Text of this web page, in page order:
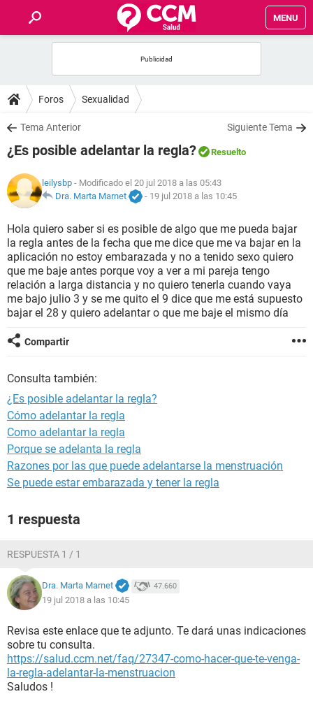
MENU
FOROS
SALUD
FAMILIA
NUTRICIÓN
BIENESTAR
SEXUALIDAD
GLOSARIO
Foros Sexualidad
Tema Anterior Siguiente Tema
¿Es posible adelantar la regla? Resuelto
leilysbp - Modificado el 20 jul 2018 a las 05:43
Dra. Marta Marnet
- 19 jul 2018 a las 10:45
Hola quiero saber si es posible de algo que me pueda bajar
la regla antes de la fecha que me dice que me va bajar en la
aplicación no estoy embarazada y no a tenido sexo quiero
que me baje antes porque voy a ver a mi pareja tengo
relación a larga distancia y no quiero tenerla cuando vaya
me bajo julio 3 y se me quito el 9 dice que me está supuesto
bajar el 28 y quiero adelantar o que me baje el mismo día
Compartir
Consulta también:
¿Es posible adelantar la regla?
Cómo adelantar la regla
Como adelantar la regla
Porque se adelanta la regla
Razones por las que puede adelantarse la menstruación
Se puede estar embarazada y tener la regla
1 respuesta
RESPUESTA 1 / 1
Dra. Marta Marnet 47.660
19 jul 2018 a las 10:45
Revisa este enlace que te adjunto. Te dará unas indicaciones
sobre tu consulta.
https://salud.ccm.net/faq/27347-como-hacer-que-te-venga-
la-regla-adelantar-la-menstruacion
Saludos !